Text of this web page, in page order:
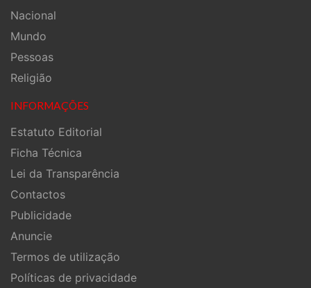
Nacional
Mundo
Pessoas
Religião
INFORMAÇÕES
Estatuto Editorial
Ficha Técnica
Lei da Transparência
Contactos
Publicidade
Anuncie
Termos de utilização
Políticas de privacidade